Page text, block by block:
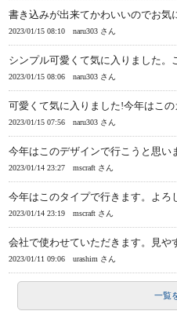
書き込みが出来てかわいいのでお気
2023/01/15 08:10 naru303 さん
シンプル可愛くて気に入りました
2023/01/15 08:06 naru303 さん
可愛くて気に入りました!今年はこ
2023/01/15 07:56 naru303 さん
今年はこのデザインで行こうと思い
2023/01/14 23:27 mscraft さん
今年はこのタイプで行きます。よろ
2023/01/14 23:19 mscraft さん
会社で使わせていただきます。見や
2023/01/11 09:06 urashim さん
一覧